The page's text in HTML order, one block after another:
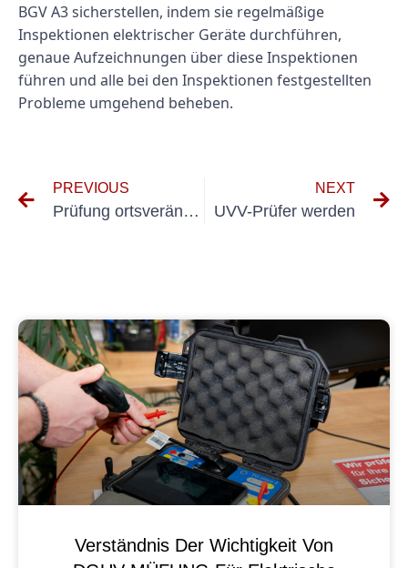
BGV A3 sicherstellen, indem sie regelmäßige
Inspektionen elektrischer Geräte durchführen,
genaue Aufzeichnungen über diese Inspektionen
führen und alle bei den Inspektionen festgestellten
Probleme umgehend beheben.
PREVIOUS
Prüfung ortsveränderlicher Verbraucher
NEXT
UVV-Prüfer werden
Verständnis Der Wichtigkeit Von